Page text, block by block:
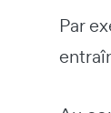
Par